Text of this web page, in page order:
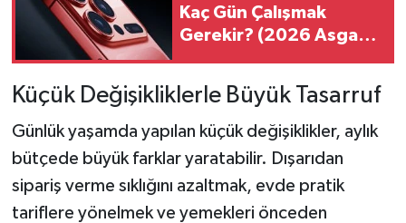
Kaç Gün Çalışmak
Gerekir? (2026 Asgari
Küçük Değişikliklerle Büyük Tasarruf
Günlük yaşamda yapılan küçük değişiklikler, aylık
bütçede büyük farklar yaratabilir. Dışarıdan
sipariş verme sıklığını azaltmak, evde pratik
tariflere yönelmek ve yemekleri önceden